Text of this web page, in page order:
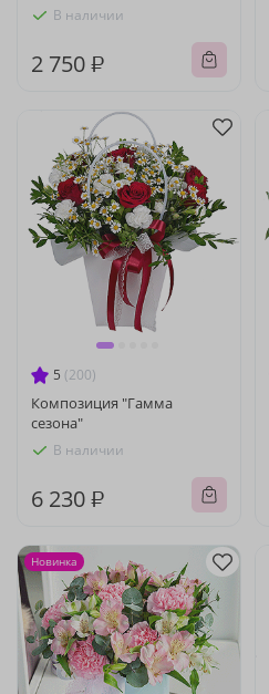
В наличии
2 750 ₽
5 (200)
Композиция "Гамма
сезона"
В наличии
6 230 ₽
Новинка